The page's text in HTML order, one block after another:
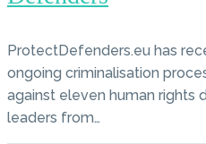
ProtectDefenders.eu has
ongoing criminalisation
against eleven human rights
leaders from…